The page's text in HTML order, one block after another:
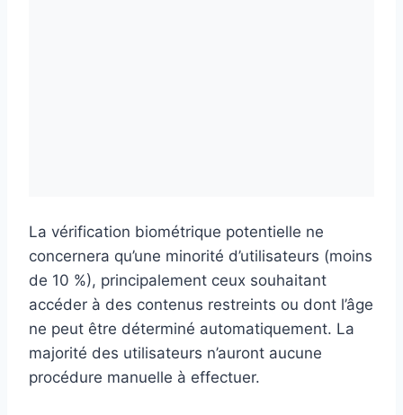
La vérification biométrique potentielle ne
concernera qu’une minorité d’utilisateurs (moins
de 10 %), principalement ceux souhaitant
accéder à des contenus restreints ou dont l’âge
ne peut être déterminé automatiquement. La
majorité des utilisateurs n’auront aucune
procédure manuelle à effectuer.